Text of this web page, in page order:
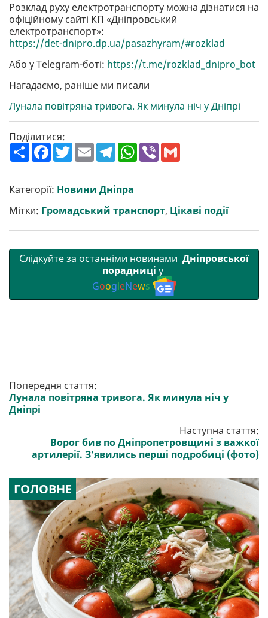
Розклад руху електротранспорту можна дізнатися на
офіційному сайті КП «Дніпровський
електротранспорт»:
https://det-dnipro.dp.ua/pasazhyram/#rozklad
Або у Telegram-боті: https://t.me/rozklad_dnipro_bot
Нагадаємо, раніше ми писали
Лунала повітряна тривога. Як минула ніч у Дніпрі
Поділитися:
П
о
р
и
т
и
F
a
b
o
o
k
T
w
t
e
r
E
m
l
T
e
g
r
a
m
W
h
p
p
V
Категорії: Новини Дніпра
Мітки: Громадський транспорт, Цікаві події
Слідкуйте за останніми новинами Дніпровської
порадниці у
GoogleNews
Попередня стаття:
Лунала повітряна тривога. Як минула ніч у
Дніпрі
Наступна стаття:
Ворог бив по Дніпропетровщині з важкої
артилерії. З'явились перші подробиці (фото)
ГОЛОВНЕ